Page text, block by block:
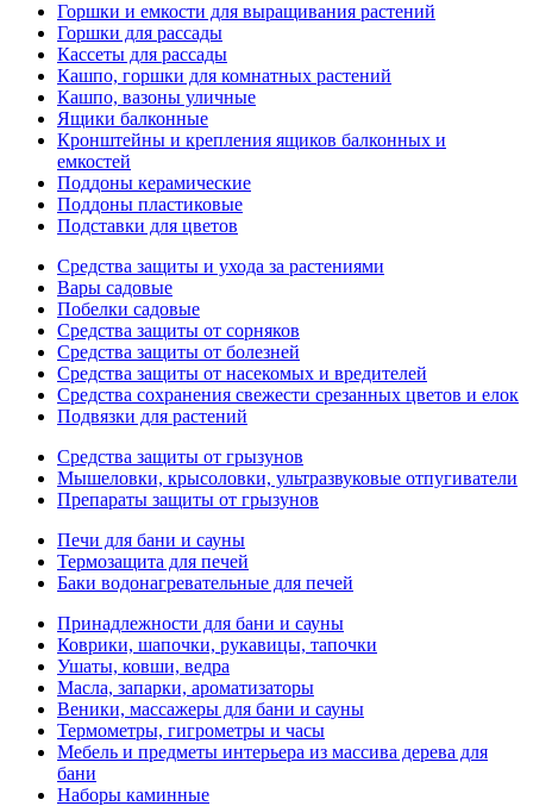
Горшки и емкости для выращивания растений
Горшки для рассады
Кассеты для рассады
Кашпо, горшки для комнатных растений
Кашпо, вазоны уличные
Ящики балконные
Кронштейны и крепления ящиков балконных и
емкостей
Поддоны керамические
Поддоны пластиковые
Подставки для цветов
Средства защиты и ухода за растениями
Вары садовые
Побелки садовые
Средства защиты от сорняков
Средства защиты от болезней
Средства защиты от насекомых и вредителей
Средства сохранения свежести срезанных цветов и елок
Подвязки для растений
Средства защиты от грызунов
Мышеловки, крысоловки, ультразвуковые отпугиватели
Препараты защиты от грызунов
Печи для бани и сауны
Термозащита для печей
Баки водонагревательные для печей
Принадлежности для бани и сауны
Коврики, шапочки, рукавицы, тапочки
Ушаты, ковши, ведра
Масла, запарки, ароматизаторы
Веники, массажеры для бани и сауны
Термометры, гигрометры и часы
Мебель и предметы интерьера из массива дерева для
бани
Наборы каминные